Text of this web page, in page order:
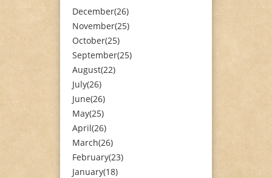
December(26)
November(25)
October(25)
September(25)
August(22)
July(26)
June(26)
May(25)
April(26)
March(26)
February(23)
January(18)